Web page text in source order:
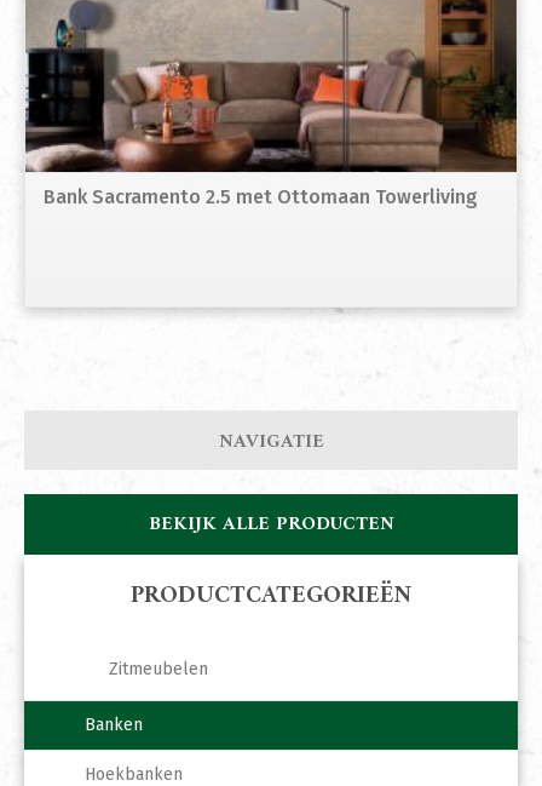
Bank Sacramento 2.5 met Ottomaan Towerliving
NAVIGATIE
BEKIJK ALLE PRODUCTEN
PRODUCTCATEGORIEËN
Zitmeubelen
Banken
Hoekbanken